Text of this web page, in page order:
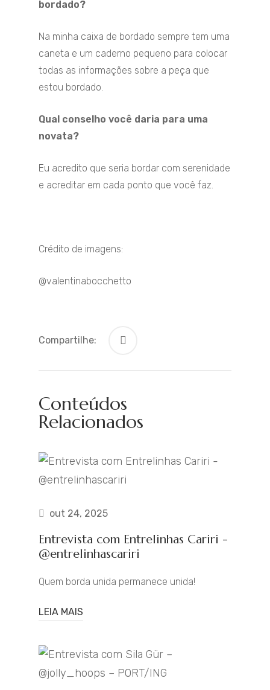
bordado?
Na minha caixa de bordado sempre tem uma
caneta e um caderno pequeno para colocar
todas as informações sobre a peça que
estou bordado.
Qual conselho você daria para uma
novata?
Eu acredito que seria bordar com serenidade
e acreditar em cada ponto que você faz.
Crédito de imagens:
@valentinabocchetto
Compartilhe:
Conteúdos
Relacionados
out 24, 2025
Entrevista com Entrelinhas Cariri -
@entrelinhascariri
Quem borda unida permanece unida!
LEIA MAIS